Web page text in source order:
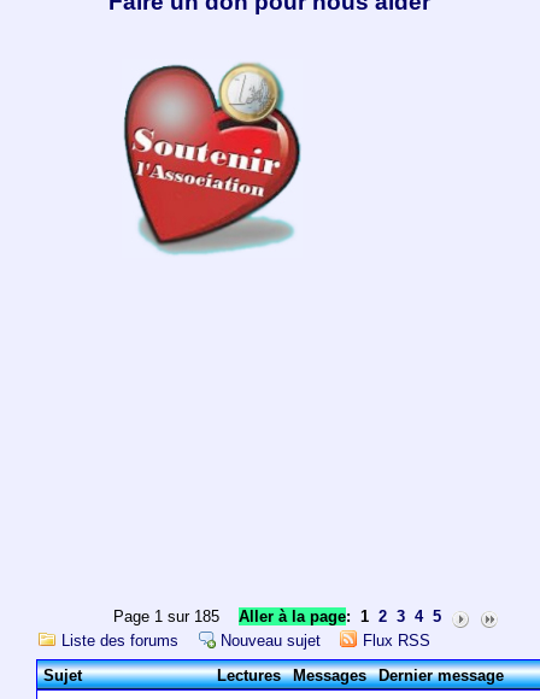
Page 1 sur 185Aller à la page: 1 2 3 4 5
Liste des forums
Nouveau sujet
Flux RSS
Sujet
Lectures Messages Dernier message